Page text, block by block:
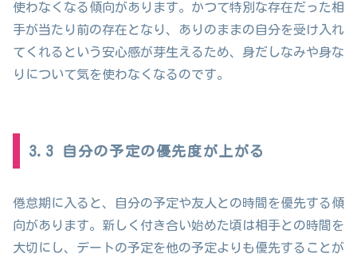
使わなくなる傾向があります。かつて特別な存在だった相
手が当たり前の存在となり、ありのままの自分を受け入れ
てくれるという安心感が芽生えるため、身だしなみや身な
りについて気を使わなくなるのです。
3.3 自分の予定の優先度が上がる
倦怠期に入ると、自分の予定や友人との時間を優先する傾
向があります。新しく付き合い始めた頃は相手との時間を
大切にし、デートの予定を他の予定よりも優先することが